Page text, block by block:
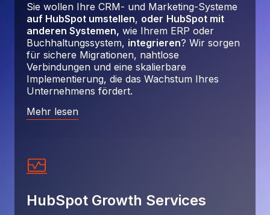
Sie wollen Ihre CRM- und Marketing-Systeme
auf HubSpot umstellen, oder HubSpot mit
anderen Systemen, wie Ihrem ERP oder
Buchhaltungssystem, integrieren? Wir sorgen
für sichere Migrationen, nahtlose
Verbindungen und eine skalierbare
Implementierung, die das Wachstum Ihres
Unternehmens fördert.
Mehr lesen
HubSpot Growth Services